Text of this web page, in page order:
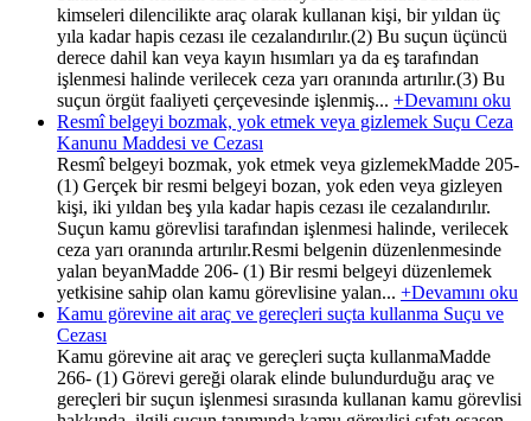
kimseleri dilencilikte araç olarak kullanan kişi, bir yıldan üç
yıla kadar hapis cezası ile cezalandırılır.(2) Bu suçun üçüncü
derece dahil kan veya kayın hısımları ya da eş tarafından
işlenmesi halinde verilecek ceza yarı oranında artırılır.(3) Bu
suçun örgüt faaliyeti çerçevesinde işlenmiş... +Devamını oku
Resmî belgeyi bozmak, yok etmek veya gizlemek Suçu Ceza
Kanunu Maddesi ve Cezası
Resmî belgeyi bozmak, yok etmek veya gizlemekMadde 205-
(1) Gerçek bir resmi belgeyi bozan, yok eden veya gizleyen
kişi, iki yıldan beş yıla kadar hapis cezası ile cezalandırılır.
Suçun kamu görevlisi tarafından işlenmesi halinde, verilecek
ceza yarı oranında artırılır.Resmi belgenin düzenlenmesinde
yalan beyanMadde 206- (1) Bir resmi belgeyi düzenlemek
yetkisine sahip olan kamu görevlisine yalan... +Devamını oku
Kamu görevine ait araç ve gereçleri suçta kullanma Suçu ve
Cezası
Kamu görevine ait araç ve gereçleri suçta kullanmaMadde
266- (1) Görevi gereği olarak elinde bulundurduğu araç ve
gereçleri bir suçun işlenmesi sırasında kullanan kamu görevlisi